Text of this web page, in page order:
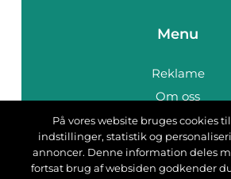
Menu
Reklame
Om oss
Cookies
Kontakt Oss
Sitemap
På vores website bruges cookies
indstillinger, statistik og
annoncer. Denne information deles
fortsat brug af websiden godkender